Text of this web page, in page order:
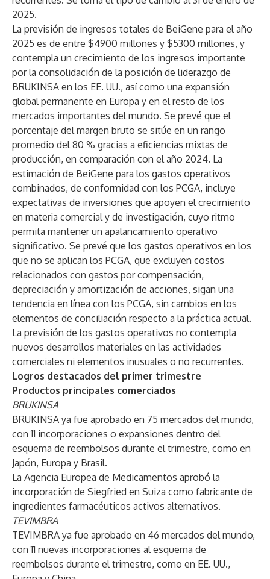
2025.
La previsión de ingresos totales de BeiGene para el año
2025 es de entre $4900 millones y $5300 millones, y
contempla un crecimiento de los ingresos importante
por la consolidación de la posición de liderazgo de
BRUKINSA en los EE. UU., así como una expansión
global permanente en Europa y en el resto de los
mercados importantes del mundo. Se prevé que el
porcentaje del margen bruto se sitúe en un rango
promedio del 80 % gracias a eficiencias mixtas de
producción, en comparación con el año 2024. La
estimación de BeiGene para los gastos operativos
combinados, de conformidad con los PCGA, incluye
expectativas de inversiones que apoyen el crecimiento
en materia comercial y de investigación, cuyo ritmo
permita mantener un apalancamiento operativo
significativo. Se prevé que los gastos operativos en los
que no se aplican los PCGA, que excluyen costos
relacionados con gastos por compensación,
depreciación y amortización de acciones, sigan una
tendencia en línea con los PCGA, sin cambios en los
elementos de conciliación respecto a la práctica actual.
La previsión de los gastos operativos no contempla
nuevos desarrollos materiales en las actividades
comerciales ni elementos inusuales o no recurrentes.
Logros destacados del primer trimestre
Productos principales comerciados
BRUKINSA
BRUKINSA ya fue aprobado en 75 mercados del mundo,
con 11 incorporaciones o expansiones dentro del
esquema de reembolsos durante el trimestre, como en
Japón, Europa y Brasil.
La Agencia Europea de Medicamentos aprobó la
incorporación de Siegfried en Suiza como fabricante de
ingredientes farmacéuticos activos alternativos.
TEVIMBRA
TEVIMBRA ya fue aprobado en 46 mercados del mundo,
con 11 nuevas incorporaciones al esquema de
reembolsos durante el trimestre, como en EE. UU.,